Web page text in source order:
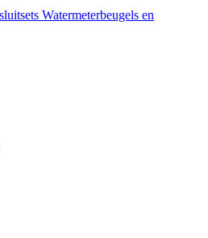
Watermeterbeugels en